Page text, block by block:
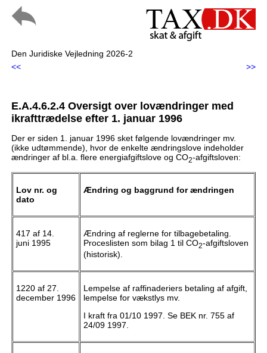
Den Juridiske Vejledning 2026-2
<<
>>
E.A.4.6.2.4 Oversigt over lovændringer med
ikrafttrædelse efter 1. januar 1996
Der er siden 1. januar 1996 sket følgende lovændringer mv.
(ikke udtømmende), hvor de enkelte ændringslove indeholder
ændringer af bl.a. flere energiafgiftslove og CO2-afgiftsloven:
Lov nr. og
dato
Ændring og baggrund for ændringen
417 af 14.
juni 1995
Ændring af reglerne for tilbagebetaling.
Proceslisten som bilag 1 til CO2-afgiftsloven
(historisk).
1220 af 27.
december 1996
Lempelse af raffinaderiers betaling af afgift,
lempelse for vækstlys mv.
I kraft fra 01/10 1997. Se BEK nr. 755 af
24/09 1997.